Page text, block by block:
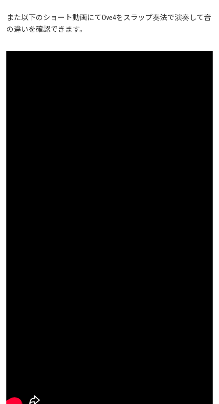
また以下のショート動画にてOve4をスラップ奏法で演奏して音
の違いを確認できます。